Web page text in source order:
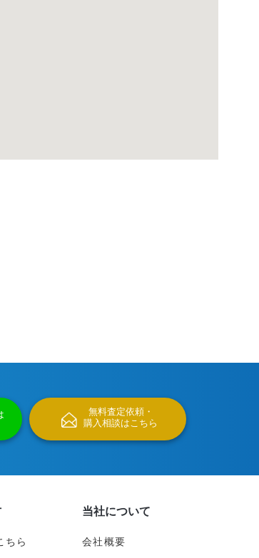
無料査定依頼・
購入相談はこちら
ちら
当社について
会社概要